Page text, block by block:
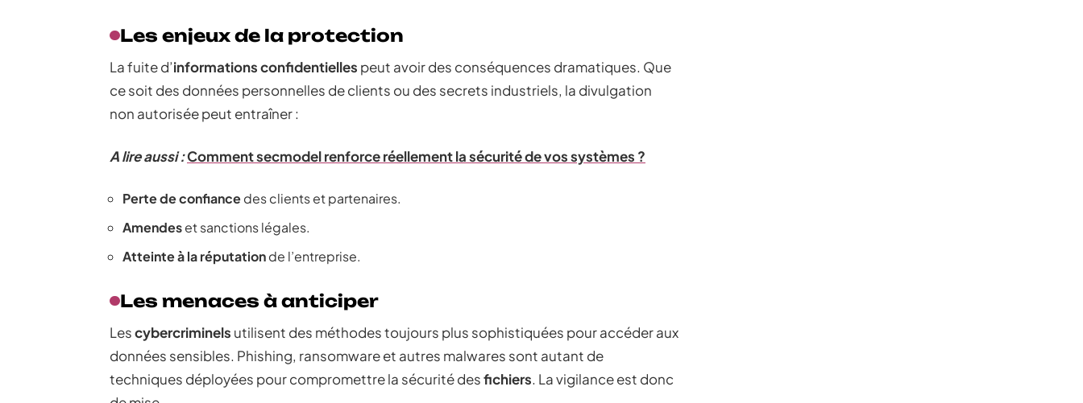
Les enjeux de la protection
La fuite d’informations confidentielles peut avoir des conséquences dramatiques. Que
ce soit des données personnelles de clients ou des secrets industriels, la divulgation
non autorisée peut entraîner :
A lire aussi :Comment secmodel renforce réellement la sécurité de vos systèmes ?
Perte de confiancedes clients et partenaires.
Amendeset sanctions légales.
Atteinte à la réputationde l’entreprise.
Les menaces à anticiper
Lescybercriminels utilisent des méthodes toujours plus sophistiquées pour accéder aux
données sensibles. Phishing, ransomware et autres malwares sont autant de
techniques déployées pour compromettre la sécurité desfichiers. La vigilance est donc